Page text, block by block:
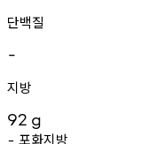
단백질
-
지방
92 g
- 포화지방